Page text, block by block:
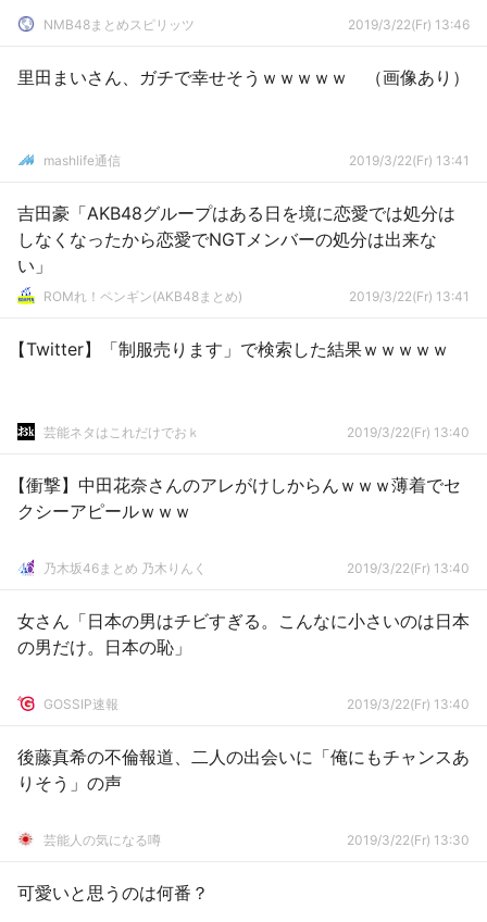
NMB48まとめスピリッツ 2019/3/22(Fr) 13:46
里田まいさん、ガチで幸せそうｗｗｗｗｗ （画像あり）
mashlife通信 2019/3/22(Fr) 13:41
吉田豪「AKB48グループはある日を境に恋愛では処分は
しなくなったから恋愛でNGTメンバーの処分は出来な
い」
ROMれ！ペンギン(AKB48まとめ) 2019/3/22(Fr) 13:41
【Twitter】「制服売ります」で検索した結果ｗｗｗｗｗ
芸能ネタはこれだけでおｋ 2019/3/22(Fr) 13:40
【衝撃】中田花奈さんのアレがけしからんｗｗｗ薄着でセ
クシーアピールｗｗｗ
乃木坂46まとめ 乃木りんく 2019/3/22(Fr) 13:40
女さん「日本の男はチビすぎる。こんなに小さいのは日本
の男だけ。日本の恥」
GOSSIP速報 2019/3/22(Fr) 13:40
後藤真希の不倫報道、二人の出会いに「俺にもチャンスあ
りそう」の声
芸能人の気になる噂 2019/3/22(Fr) 13:30
可愛いと思うのは何番？